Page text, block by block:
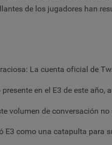
de los jugadores han
La cuenta oficial de
presente en el E3 de este
volumen de conversación
E3 como una catapulta para